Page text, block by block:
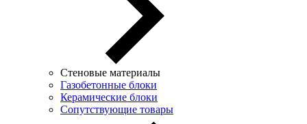
Стеновые материалы
Газобетонные блоки
Керамические блоки
Сопутствующие товары